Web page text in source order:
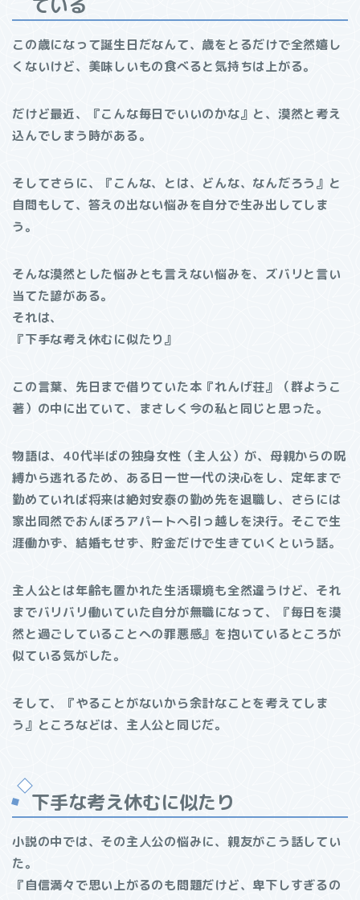
ている
この歳になって誕生日だなんて、歳をとるだけで全然嬉し
くないけど、美味しいもの食べると気持ちは上がる。
だけど最近、『こんな毎日でいいのかな』と、漠然と考え
込んでしまう時がある。
そしてさらに、『こんな、とは、どんな、なんだろう』と
自問もして、答えの出ない悩みを自分で生み出してしま
う。
そんな漠然とした悩みとも言えない悩みを、ズバリと言い
当てた諺がある。
それは、
『下手な考え休むに似たり』
この言葉、先日まで借りていた本『れんげ荘』（群ようこ
著）の中に出ていて、まさしく今の私と同じと思った。
物語は、40代半ばの独身女性（主人公）が、母親からの呪
縛から逃れるため、ある日一世一代の決心をし、定年まで
勤めていれば将来は絶対安泰の勤め先を退職し、さらには
家出同然でおんぼろアパートへ引っ越しを決行。そこで生
涯働かず、結婚もせず、貯金だけで生きていくという話。
主人公とは年齢も置かれた生活環境も全然違うけど、それ
までバリバリ働いていた自分が無職になって、『毎日を漠
然と過ごしていることへの罪悪感』を抱いているところが
似ている気がした。
そして、『やることがないから余計なことを考えてしま
う』ところなどは、主人公と同じだ。
下手な考え休むに似たり
小説の中では、その主人公の悩みに、親友がこう話してい
た。
『自信満々で思い上がるのも問題だけど、卑下しすぎるの